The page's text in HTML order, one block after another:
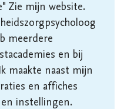
Zie mijn website.
meerdere
en bij
maakte naast mijn
en affiches
instellingen.